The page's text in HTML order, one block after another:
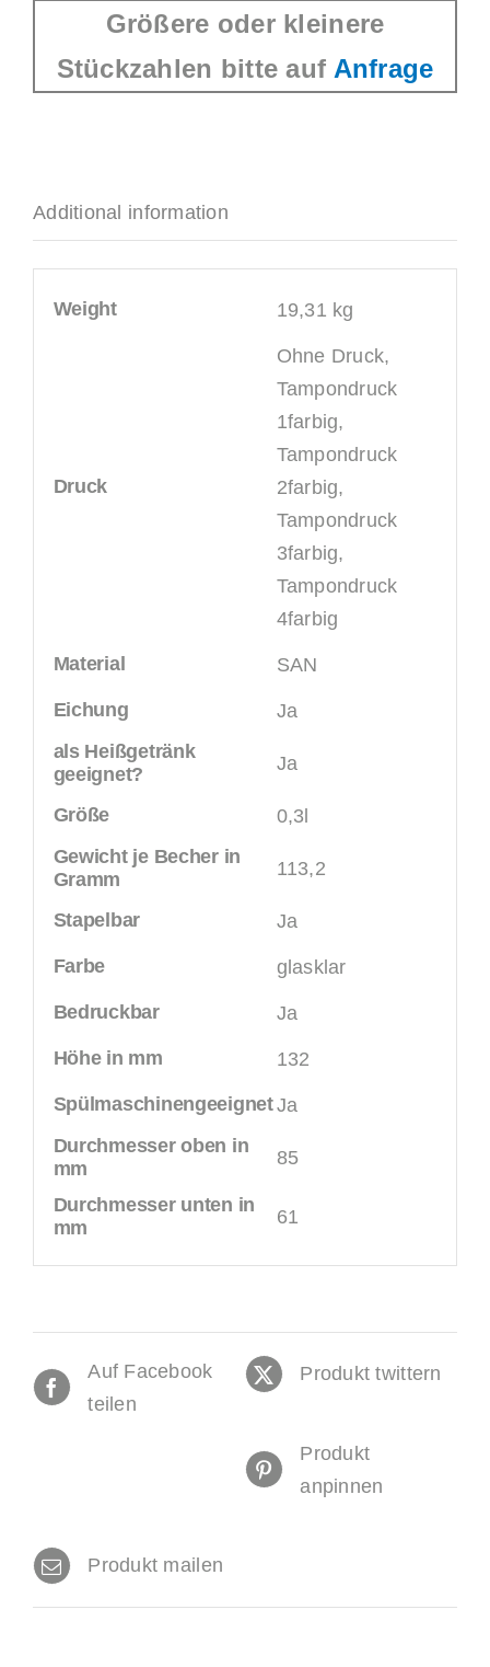
Größere oder kleinere
Stückzahlen bitte auf Anfrage
Additional information
Weight 19,31 kg
Druck
Ohne Druck,
Tampondruck
1farbig,
Tampondruck
2farbig,
Tampondruck
3farbig,
Tampondruck
4farbig
Material SAN
Eichung
Ja
als Heißgetränk
geeignet?
Ja
Größe
0,3l
Gewicht je Becher in
Gramm
113,2
Stapelbar Ja
Farbe glasklar
Bedruckbar Ja
Höhe in mm 132
SpülmaschinengeeignetJa
Durchmesser oben in
mm
85
Durchmesser unten in
mm
61
Auf Facebook
teilen
Produkt twittern
Produkt
anpinnen
Produkt mailen